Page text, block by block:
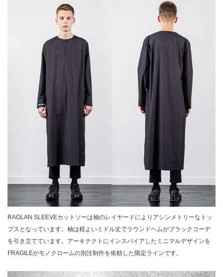
RAGLAN SLEEVEカットソーは袖のレイヤードによりアシンメトリーなトッ
プスとなっています。袖は程よいミドル丈でラウンドヘムがブラックコーデ
を引き立てています。アーキテクトにインスパイアしたミニマルデザインを
FRAGILEがモノクロームの別注制作を依頼した限定ラインです。